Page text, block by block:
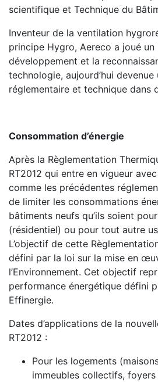
scientifique et Technique du
Inventeur de la ventilation
principe Hygro, Aereco a joué
développement et la
technologie, aujourd’hui
réglementaire et technique dans
Consommation d’énergie
Après la Règlementation
RT2012 qui entre en vigueur
comme les précédentes
de limiter les consommations
bâtiments neufs qu’ils soient
(résidentiel) ou pour tout autre
L’objectif de cette
défini par la loi sur la mise en
l’Environnement. Cet objectif
performance énergétique défini
Effinergie.
Dates d’applications de la
RT2012 :
Pour les logements
immeubles collectifs,